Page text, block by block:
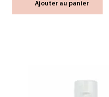
Ajouter au panier